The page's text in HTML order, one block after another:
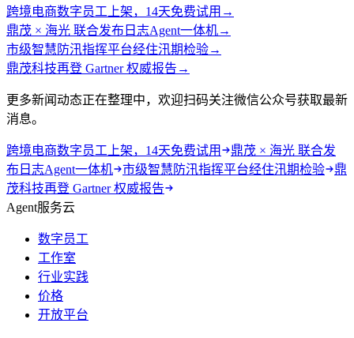
跨境电商数字员工上架，14天免费试用 →
鼎茂 × 海光 联合发布日志Agent一体机→
市级智慧防汛指挥平台经住汛期检验→
鼎茂科技再登 Gartner 权威报告 →
更多新闻动态正在整理中，欢迎扫码关注微信公众号获取最新
消息。
跨境电商数字员工上架，14天免费试用
鼎茂 × 海光 联合发
布日志Agent一体机
市级智慧防汛指挥平台经住汛期检验
鼎
茂科技再登 Gartner 权威报告
Agent服务云
数字员工
工作室
行业实践
价格
开放平台